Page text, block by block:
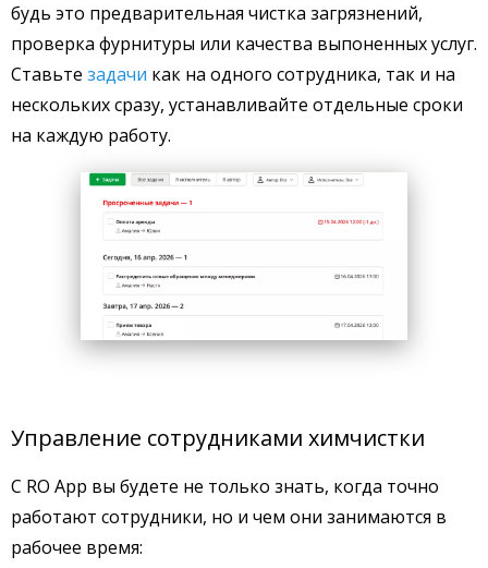
будь это предварительная чистка загрязнений,
проверка фурнитуры или качества выпоненных услуг.
Ставьте задачи как на одного сотрудника, так и на
нескольких сразу, устанавливайте отдельные сроки
на каждую работу.
Управление сотрудниками химчистки
С RO App вы будете не только знать, когда точно
работают сотрудники, но и чем они занимаются в
рабочее время: